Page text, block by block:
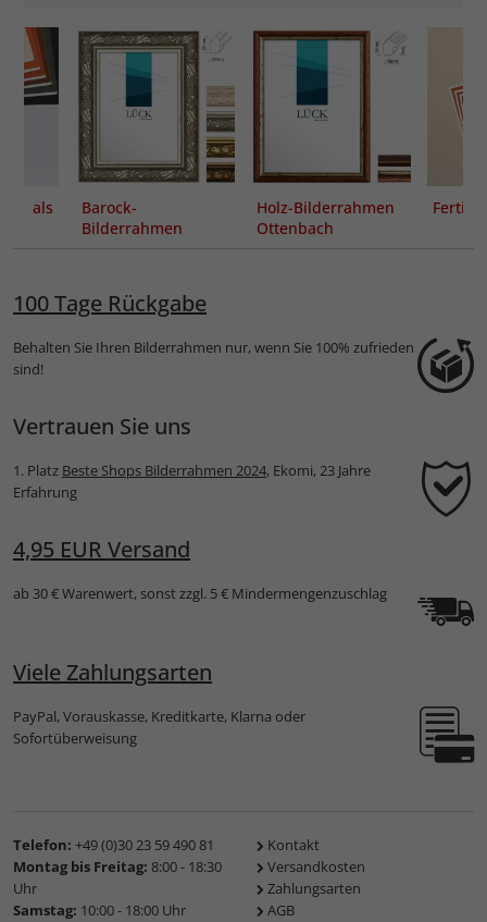
als
Barock-
Bilderrahmen
Holz-Bilderrahmen
Ottenbach
Fertig
100 Tage Rückgabe
Behalten Sie Ihren Bilderrahmen nur, wenn Sie 100% zufrieden
sind!
Vertrauen Sie uns
1. Platz Beste Shops Bilderrahmen 2024, Ekomi, 23 Jahre
Erfahrung
4,95 EUR Versand
ab 30 € Warenwert, sonst zzgl. 5 € Mindermengenzuschlag
Viele Zahlungsarten
PayPal, Vorauskasse, Kreditkarte, Klarna oder
Sofortüberweisung
Telefon: +49 (0)30 23 59 490 81
Montag bis Freitag: 8:00 - 18:30
Uhr
Samstag: 10:00 - 18:00 Uhr
Kontakt
Versandkosten
Zahlungsarten
AGB